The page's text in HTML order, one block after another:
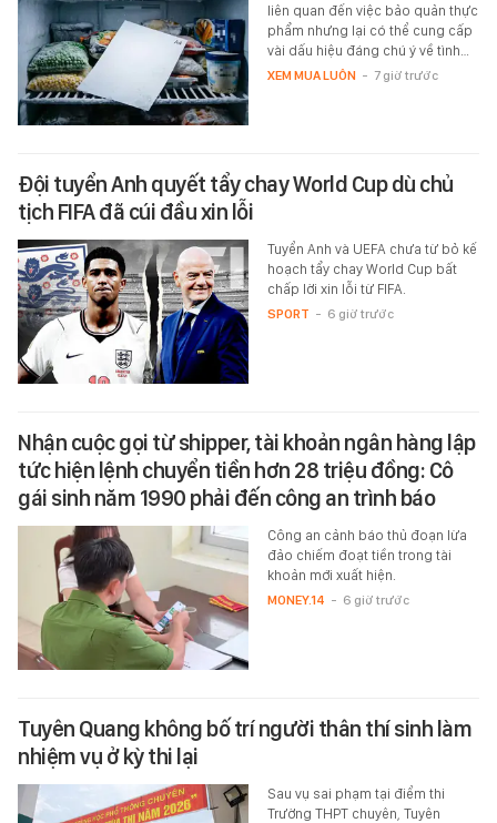
liên quan đến việc bảo quản thực
phẩm nhưng lại có thể cung cấp
vài dấu hiệu đáng chú ý về tình…
XEM MUA LUÔN - 7 giờ trước
Đội tuyển Anh quyết tẩy chay World Cup dù chủ
tịch FIFA đã cúi đầu xin lỗi
Tuyển Anh và UEFA chưa từ bỏ kế
hoạch tẩy chay World Cup bất
chấp lời xin lỗi từ FIFA.
SPORT - 6 giờ trước
Nhận cuộc gọi từ shipper, tài khoản ngân hàng lập
tức hiện lệnh chuyển tiền hơn 28 triệu đồng: Cô
gái sinh năm 1990 phải đến công an trình báo
Công an cảnh báo thủ đoạn lừa
đảo chiếm đoạt tiền trong tài
khoản mới xuất hiện.
MONEY.14 - 6 giờ trước
Tuyên Quang không bố trí người thân thí sinh làm
nhiệm vụ ở kỳ thi lại
Sau vụ sai phạm tại điểm thi
Trường THPT chuyên, Tuyên